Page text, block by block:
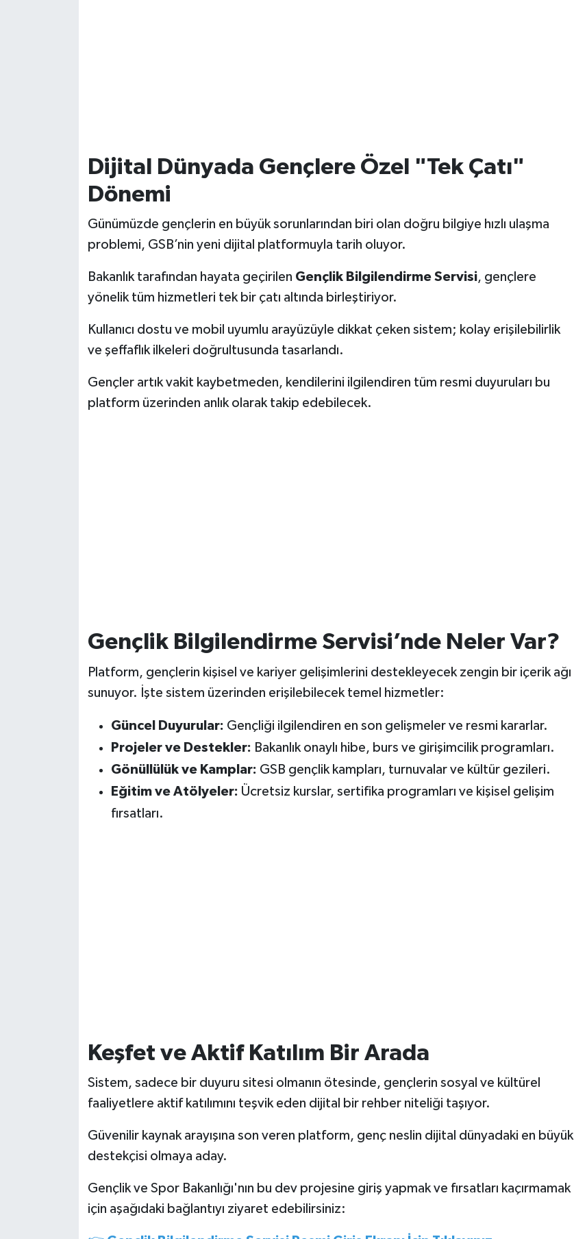
Dijital Dünyada Gençlere Özel "Tek Çatı"
Dönemi
Günümüzde gençlerin en büyük sorunlarından biri olan doğru bilgiye hızlı ulaşma
problemi, GSB’nin yeni dijital platformuyla tarih oluyor.
Bakanlık tarafından hayata geçirilen Gençlik Bilgilendirme Servisi, gençlere
yönelik tüm hizmetleri tek bir çatı altında birleştiriyor.
Kullanıcı dostu ve mobil uyumlu arayüzüyle dikkat çeken sistem; kolay erişilebilirlik
ve şeffaflık ilkeleri doğrultusunda tasarlandı.
Gençler artık vakit kaybetmeden, kendilerini ilgilendiren tüm resmi duyuruları bu
platform üzerinden anlık olarak takip edebilecek.
Gençlik Bilgilendirme Servisi’nde Neler Var?
Platform, gençlerin kişisel ve kariyer gelişimlerini destekleyecek zengin bir içerik ağı
sunuyor. İşte sistem üzerinden erişilebilecek temel hizmetler:
Güncel Duyurular: Gençliği ilgilendiren en son gelişmeler ve resmi kararlar.
Projeler ve Destekler: Bakanlık onaylı hibe, burs ve girişimcilik programları.
Gönüllülük ve Kamplar: GSB gençlik kampları, turnuvalar ve kültür gezileri.
Eğitim ve Atölyeler: Ücretsiz kurslar, sertifika programları ve kişisel gelişim
fırsatları.
Keşfet ve Aktif Katılım Bir Arada
Sistem, sadece bir duyuru sitesi olmanın ötesinde, gençlerin sosyal ve kültürel
faaliyetlere aktif katılımını teşvik eden dijital bir rehber niteliği taşıyor.
Güvenilir kaynak arayışına son veren platform, genç neslin dijital dünyadaki en büyük
destekçisi olmaya aday.
Gençlik ve Spor Bakanlığı'nın bu dev projesine giriş yapmak ve fırsatları kaçırmamak
için aşağıdaki bağlantıyı ziyaret edebilirsiniz: